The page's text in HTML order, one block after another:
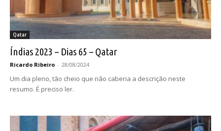
Qatar
Índias 2023 – Dias 65 – Qatar
Ricardo Ribeiro - 28/08/2024
Um dia pleno, tão cheio que não caberia a descrição neste
resumo. É preciso ler.